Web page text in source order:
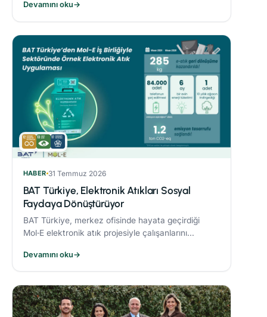
sonucunda %21’lik azaltım sağladı.
Devamını oku→
HABER 31 Temmuz 2026
BAT Türkiye, Elektronik Atıkları Sosyal
Faydaya Dönüştürüyor
BAT Türkiye, merkez ofisinde hayata geçirdiği
Mol‑E elektronik atık projesiyle çalışanlarını
Devamını oku→